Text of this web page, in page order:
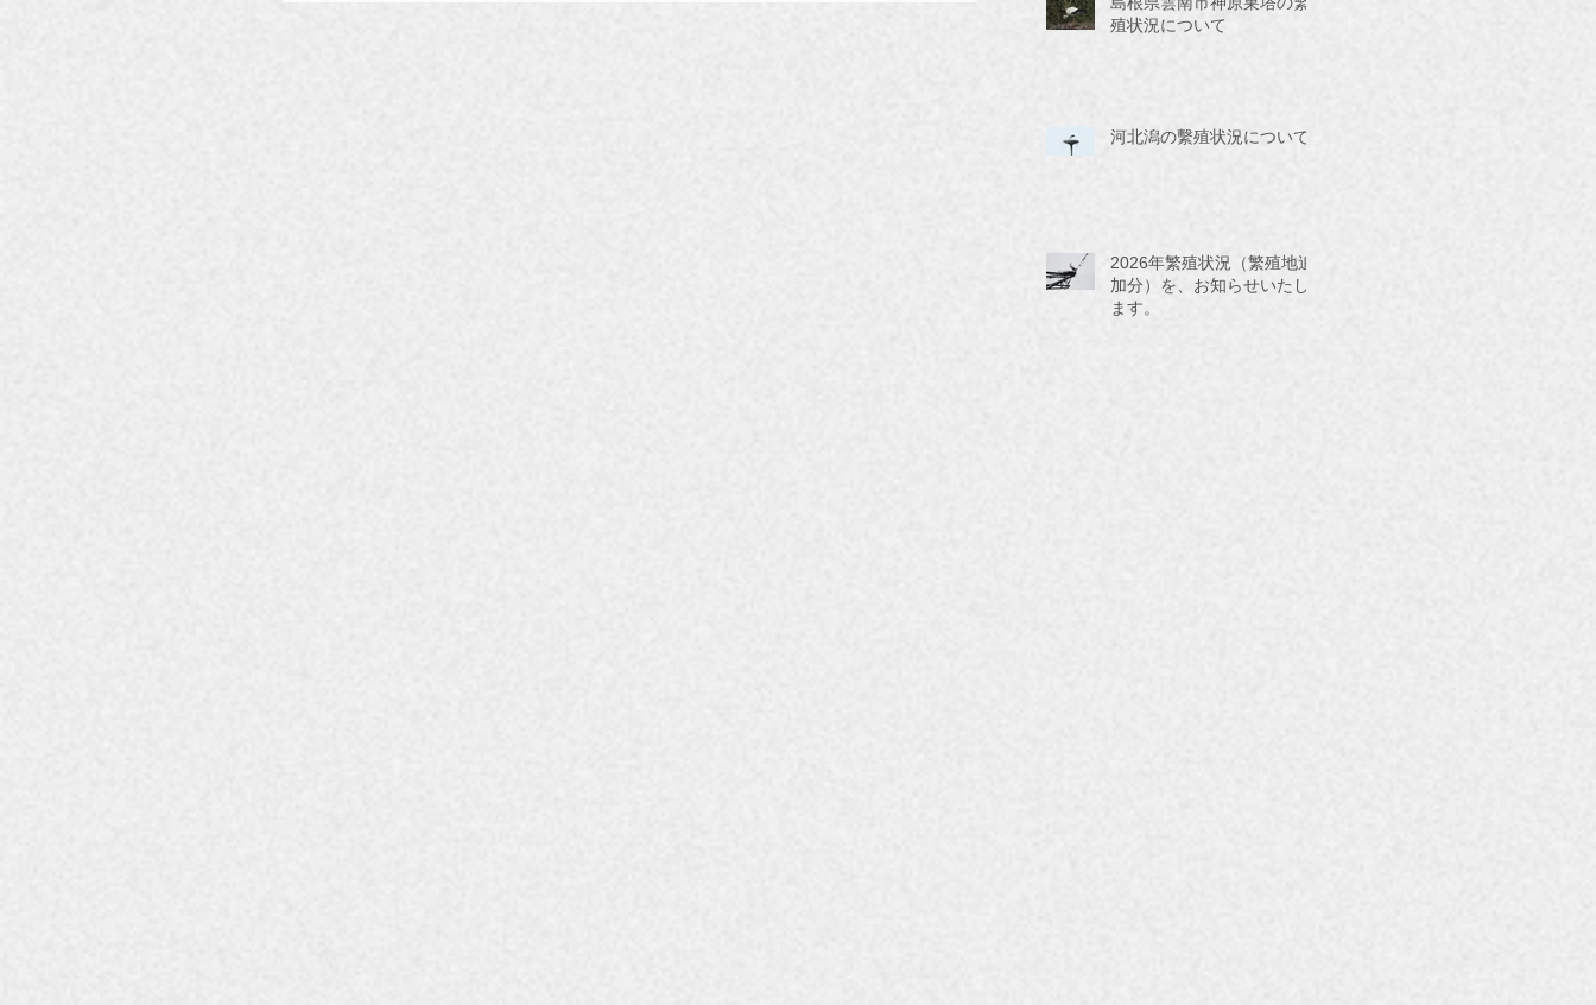
殖状況について
河北潟の繫殖状況について
2026年繁殖状況（繁殖地追
加分）を、お知らせいたし
ます。